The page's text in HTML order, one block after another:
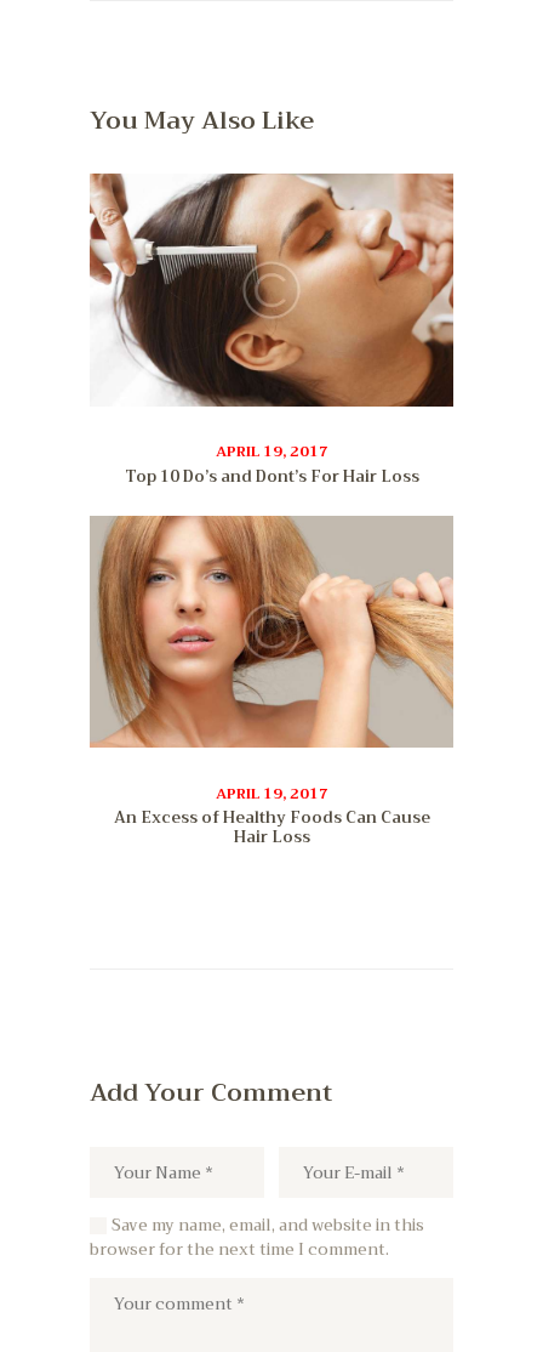
You May Also Like
APRIL 19, 2017
Top 10 Do’s and Dont’s For Hair Loss
APRIL 19, 2017
An Excess of Healthy Foods Can Cause
Hair Loss
Add Your Comment
Save my name, email, and website in this
browser for the next time I comment.